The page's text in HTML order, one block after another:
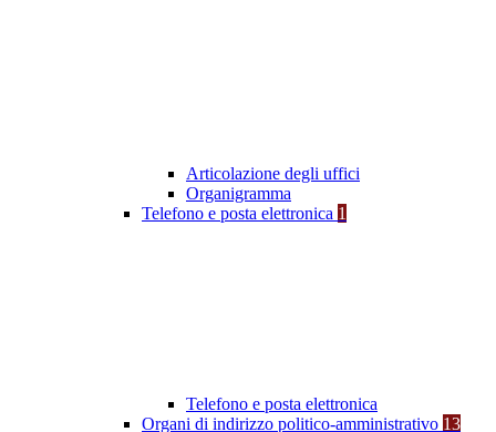
Articolazione degli uffici
Organigramma
Telefono e posta elettronica 1
Telefono e posta elettronica
Organi di indirizzo politico-amministrativo 13